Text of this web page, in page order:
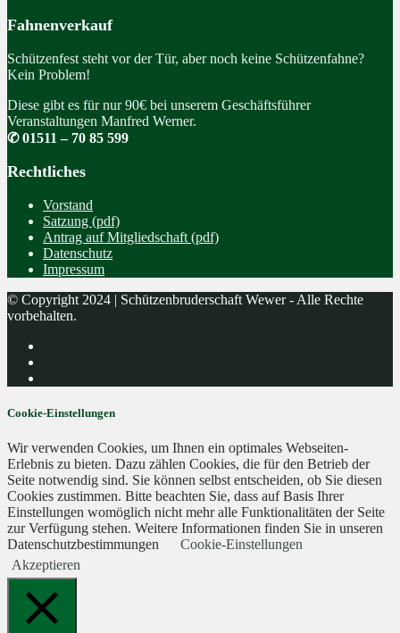
Fahnenverkauf
Schützenfest steht vor der Tür, aber noch keine Schützenfahne?
Kein Problem!
Diese gibt es für nur 90€ bei unserem Geschäftsführer
Veranstaltungen Manfred Werner.
✆ 01511 – 70 85 599
Rechtliches
Vorstand
Satzung (pdf)
Antrag auf Mitgliedschaft (pdf)
Datenschutz
Impressum
© Copyright 2024 | Schützenbruderschaft Wewer - Alle Rechte
vorbehalten.
Cookie-Einstellungen
Wir verwenden Cookies, um Ihnen ein optimales Webseiten-
Erlebnis zu bieten. Dazu zählen Cookies, die für den Betrieb der
Seite notwendig sind. Sie können selbst entscheiden, ob Sie diesen
Cookies zustimmen. Bitte beachten Sie, dass auf Basis Ihrer
Einstellungen womöglich nicht mehr alle Funktionalitäten der Seite
zur Verfügung stehen. Weitere Informationen finden Sie in unseren
Datenschutzbestimmungen
Cookie-Einstellungen
Akzeptieren